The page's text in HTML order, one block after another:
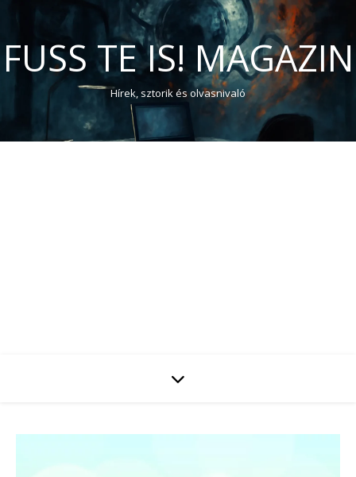
FUSS TE IS! MAGAZIN
Hírek, sztorik és olvasnivaló